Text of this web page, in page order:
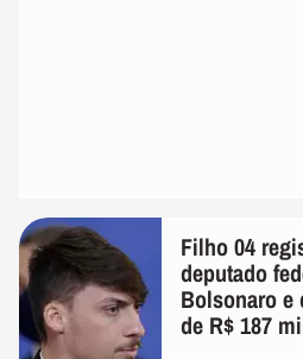
Filho 04
deputado
Bolsonaro e
de R$ 187